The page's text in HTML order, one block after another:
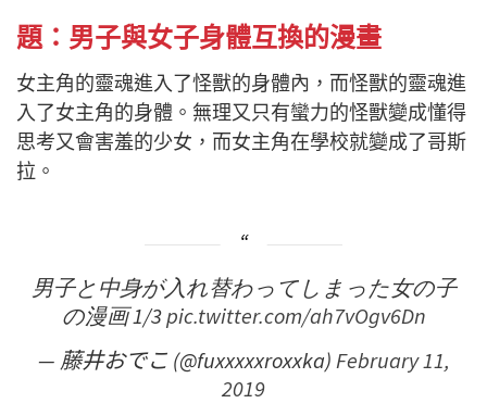
題：男子與女子身體互換的漫畫
女主角的靈魂進入了怪獸的身體內，而怪獸的靈魂進
入了女主角的身體。無理又只有蠻力的怪獸變成懂得
思考又會害羞的少女，而女主角在學校就變成了哥斯
拉。
男子と中身が入れ替わってしまった女の子
の漫画 1/3pic.twitter.com/ah7vOgv6Dn
— 藤井おでこ (@fuxxxxxroxxka)February 11,
2019